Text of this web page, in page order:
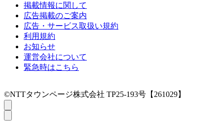
掲載情報に関して
広告掲載のご案内
広告・サービス取扱い規約
利用規約
お知らせ
運営会社について
緊急時はこちら
©NTTタウンページ株式会社 TP25-193号【261029】